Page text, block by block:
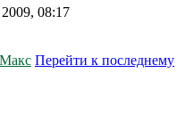
08:17
Макс Перейти к последнему